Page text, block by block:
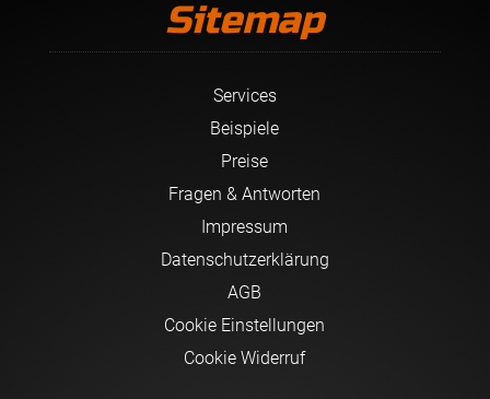
Sitemap
Services
Beispiele
Preise
Fragen & Antworten
Impressum
Datenschutzerklärung
AGB
Cookie Einstellungen
Cookie Widerruf